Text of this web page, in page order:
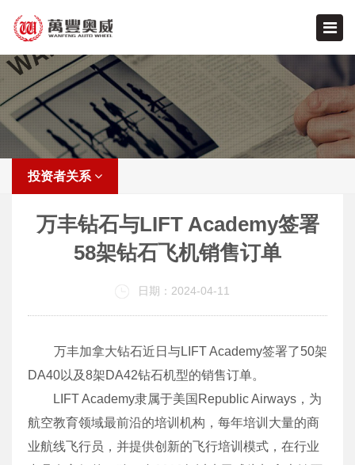
投资者关系
万丰钻石与LIFT Academy签署
58架钻石飞机销售订单
日期：2024-04-11
万丰加拿大钻石近日与LIFT Academy签署了50架
DA40以及8架DA42钻石机型的销售订单。
LIFT Academy隶属于美国Republic Airways，为
航空教育领域最前沿的培训机构，每年培训大量的商
业航线飞行员，并提供创新的飞行培训模式，在行业